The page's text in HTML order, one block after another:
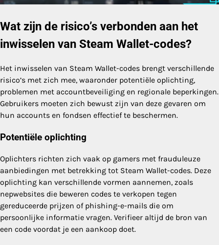
Wat zijn de risico’s verbonden aan het
inwisselen van Steam Wallet-codes?
Het inwisselen van Steam Wallet-codes brengt verschillende
risico’s met zich mee, waaronder potentiële oplichting,
problemen met accountbeveiliging en regionale beperkingen.
Gebruikers moeten zich bewust zijn van deze gevaren om
hun accounts en fondsen effectief te beschermen.
Potentiële oplichting
Oplichters richten zich vaak op gamers met frauduleuze
aanbiedingen met betrekking tot Steam Wallet-codes. Deze
oplichting kan verschillende vormen aannemen, zoals
nepwebsites die beweren codes te verkopen tegen
gereduceerde prijzen of phishing-e-mails die om
persoonlijke informatie vragen. Verifieer altijd de bron van
een code voordat je een aankoop doet.